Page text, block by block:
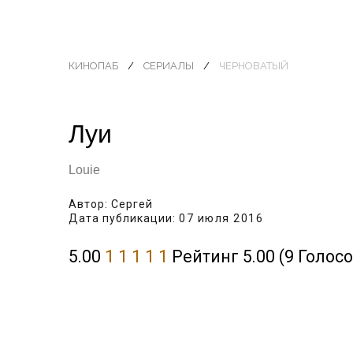
КИНОПАБ СЕРИАЛЫ ЧЕРНОВАТЫЙ
Луи
Louie
Автор: Сергей
Дата публикации: 07 июля 2016
5.00 1 1 1 1 1 Рейтинг 5.00 (9